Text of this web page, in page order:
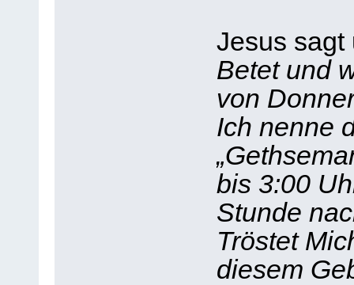
Jesus sagt
Betet und
von
Ich nenne
bis 3:00
Stunde
Tröstet
diesem